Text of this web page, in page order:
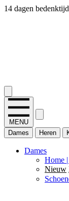
14 dagen
MENU
Dames
Heren
Dames
Home
Nieuw